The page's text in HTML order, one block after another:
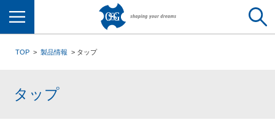
TOP 製品情報 タップ
タップ